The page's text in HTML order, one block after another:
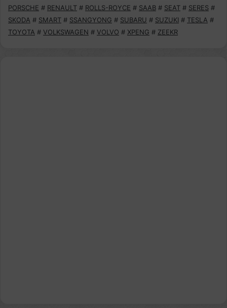
PORSCHE # RENAULT # ROLLS-ROYCE # SAAB # SEAT # SERES #
SKODA # SMART # SSANGYONG # SUBARU # SUZUKI # TESLA #
TOYOTA # VOLKSWAGEN # VOLVO # XPENG # ZEEKR